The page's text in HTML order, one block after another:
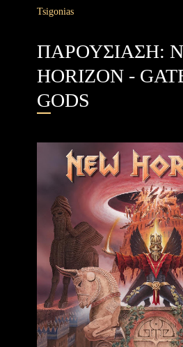
Tsigonias
ΠΑΡΟΥΣΙΑΣΗ:
HORIZON -
GODS